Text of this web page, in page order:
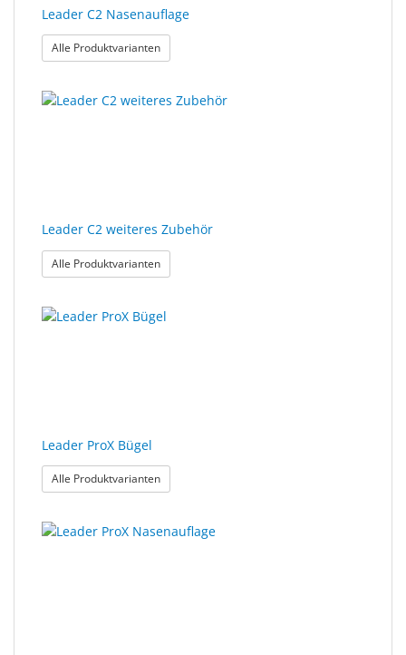
Leader C2 Nasenauflage
Alle Produktvarianten: Leader C2 Nasenauflage
Leader C2 weiteres Zubehör
Alle Produktvarianten: Leader C2 weiteres Zubehör
Leader ProX Bügel
Alle Produktvarianten: Leader ProX Bügel